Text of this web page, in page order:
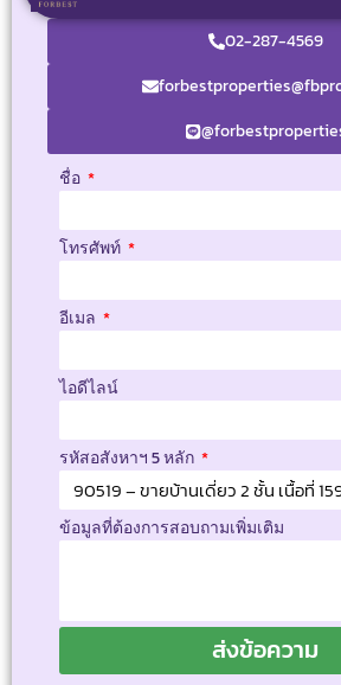
02-287-4569
ชื่อ
โทรศัพท์
อีเมล
ไอดีไลน์
รหัสอสังหาฯ 5 หลัก
ข้อมูลที่ต้องการสอบถามเพิ่มเติม
ส่งข้อความ